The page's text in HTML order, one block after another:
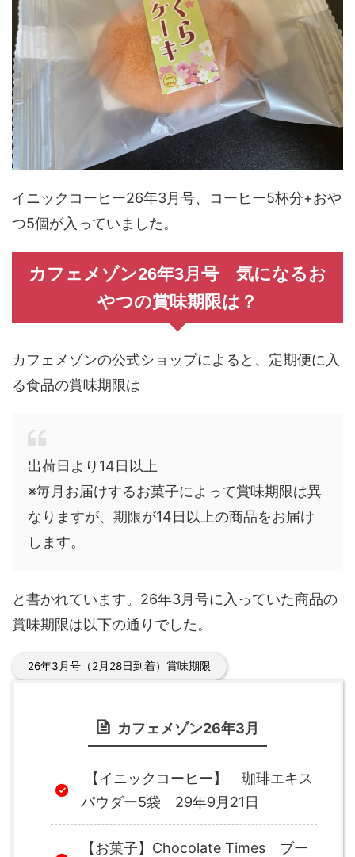
イニックコーヒー26年3月号、コーヒー5杯分+おや
つ5個が入っていました。
カフェメゾン26年3月号 気になるお
やつの賞味期限は？
カフェメゾンの公式ショップによると、定期便に入
る食品の賞味期限は
出荷日より14日以上
※毎月お届けするお菓子によって賞味期限は異
なりますが、期限が14日以上の商品をお届け
します。
と書かれています。26年3月号に入っていた商品の
賞味期限は以下の通りでした。
26年3月号（2月28日到着）賞味期限
カフェメゾン26年3月
【イニックコーヒー】 珈琲エキス
パウダー5袋 29年9月21日
【お菓子】Chocolate Times ブー